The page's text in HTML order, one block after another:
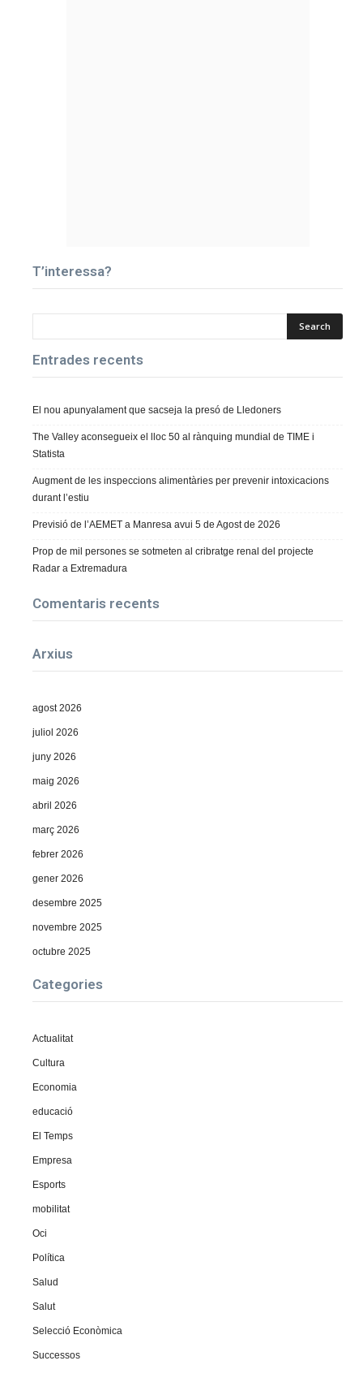
T’interessa?
Entrades recents
El nou apunyalament que sacseja la presó de Lledoners
The Valley aconsegueix el lloc 50 al rànquing mundial de TIME i
Statista
Augment de les inspeccions alimentàries per prevenir intoxicacions
durant l’estiu
Previsió de l’AEMET a Manresa avui 5 de Agost de 2026
Prop de mil persones se sotmeten al cribratge renal del projecte
Radar a Extremadura
Comentaris recents
Arxius
agost 2026
juliol 2026
juny 2026
maig 2026
abril 2026
març 2026
febrer 2026
gener 2026
desembre 2025
novembre 2025
octubre 2025
Categories
Actualitat
Cultura
Economia
educació
El Temps
Empresa
Esports
mobilitat
Oci
Política
Salud
Salut
Selecció Econòmica
Successos